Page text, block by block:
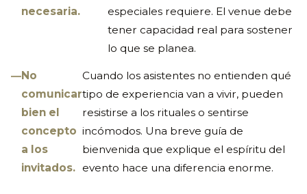
necesaria.
especiales requiere. El venue debe
tener capacidad real para sostener
lo que se planea.
No
comunicar
bien el
concepto
a los
invitados.
Cuando los asistentes no entienden qué
tipo de experiencia van a vivir, pueden
resistirse a los rituales o sentirse
incómodos. Una breve guía de
bienvenida que explique el espíritu del
evento hace una diferencia enorme.